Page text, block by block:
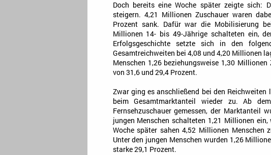
Doch bereits eine Woche später zeigte sich:
steigern. 4,21 Millionen Zuschauer waren
Prozent sank. Dafür war die Mobilisierung
Millionen 14- bis 49-Jährige schalteten ein,
Erfolgsgeschichte setzte sich in den
Gesamtreichweiten bei 4,08 und 4,20 Millionen
Menschen 1,26 beziehungsweise 1,30
von 31,6 und 29,4 Prozent.
Zwar ging es anschließend bei den
beim Gesamtmarktanteil wieder zu. Ab
Fernsehzuschauer gemessen, der Marktanteil
jungen Menschen schalteten 1,21 Millionen
Woche später sahen 4,52 Millionen
Unter den jungen Menschen wurden 1,26
starke 29,1 Prozent.